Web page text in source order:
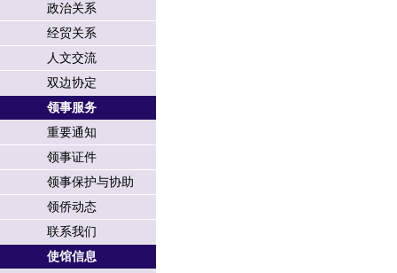
政治关系
经贸关系
人文交流
双边协定
领事服务
重要通知
领事证件
领事保护与协助
领侨动态
联系我们
使馆信息